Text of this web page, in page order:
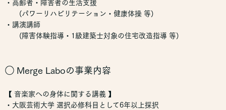
・高齢者・障害者の生活支援
(パワーリハビリテーション・健康体操 等)
・講演講師
(障害体験指導・1級建築士対象の住宅改造指導 等)
◯ Merge Laboの事業内容
【 音楽家への身体に関する講義 】
・大阪芸術大学 選択必修科目として6年以上採択